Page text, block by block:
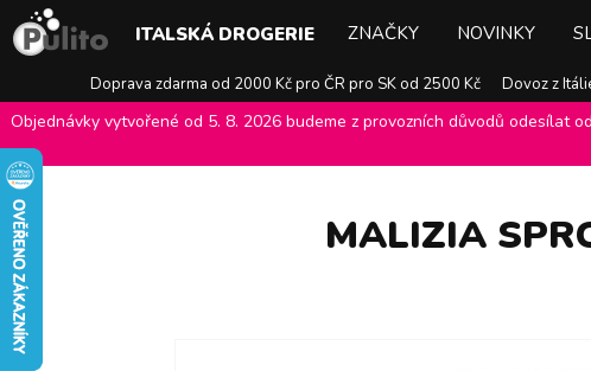
Doprava zdarma od 2000 Kč pro ČR pro SK od 2500 Kč Dovoz z
ITALSKÁ DROGERIE ZNAČKY NOVINKY
Objednávky vytvořené od 5. 8. 2026 budeme z provozních důvodů odesílat
E-shop Pulito
MALIZIA